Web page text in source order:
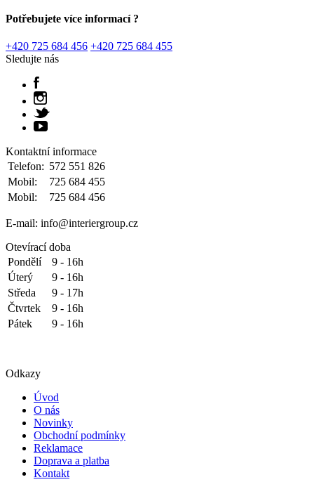
Potřebujete více informací ?
+420 725 684 456 +420 725 684 455
Sledujte nás
Kontaktní informace
Telefon: 572 551 826
Mobil:
725 684 455
Mobil:
725 684 456
E-mail: info@interiergroup.cz
Otevírací doba
Pondělí
9 - 16h
Úterý
9 - 16h
Středa
9 - 17h
Čtvrtek
9 - 16h
Pátek
9 - 16h
Odkazy
Úvod
O nás
Novinky
Obchodní podmínky
Reklamace
Doprava a platba
Kontakt